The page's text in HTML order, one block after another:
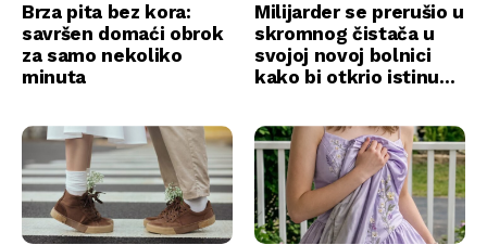
Brza pita bez kora:
savršen domaći obrok
za samo nekoliko
minuta
Milijarder se prerušio u
skromnog čistača u
svojoj novoj bolnici
kako bi otkrio istinu…